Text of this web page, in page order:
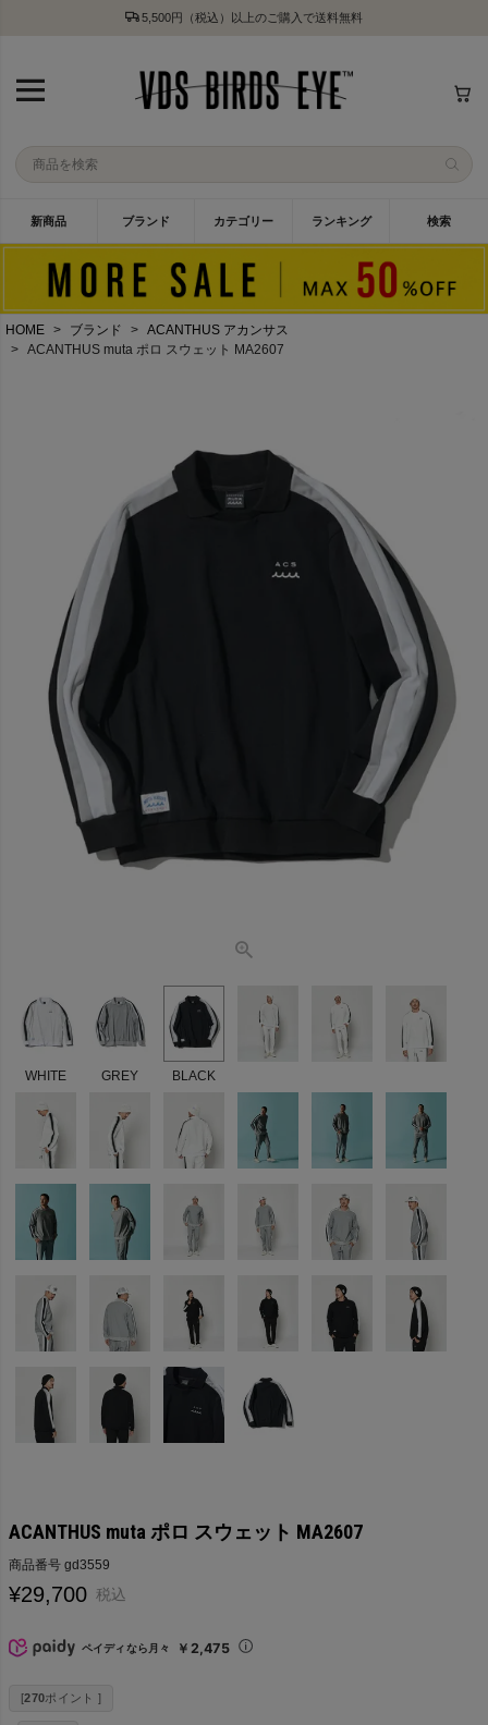
5,500円（税込）以上のご購入で送料無料
新商品 ブランド カテゴリー ランキング 検索
HOME ブランド
ACANTHUS アカンサス
ACANTHUS muta ポロ スウェット MA2607
WHITE GREY BLACK
ACANTHUS muta ポロ スウェット MA2607
商品番号 gd3559
¥29,700 税込
ペイディなら月々 ￥2,475
[270ポイント ]